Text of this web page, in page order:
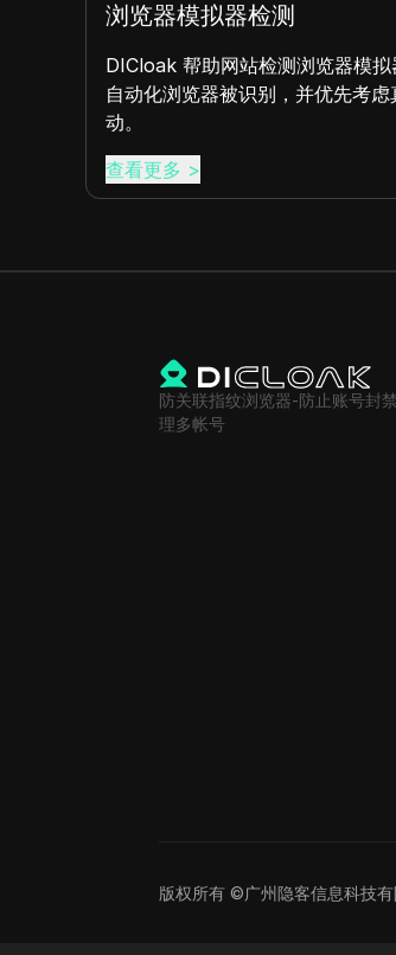
浏览器模拟器检测
DICloak 帮助网站检测浏览器模
自动化浏览器被识别，并优先考
动。
查看更多 >
防关联指纹浏览器-防止账号封
理多帐号
版权所有 ©广州隐客信息科技